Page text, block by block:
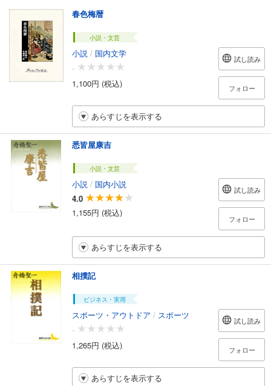
春色梅暦
小説・文芸
小説 / 国内文学
-
1,100円 (税込)
試し読み
フォロー
あらすじを表示する
悉皆屋康吉
小説・文芸
小説 / 国内小説
4.0
1,155円 (税込)
試し読み
フォロー
あらすじを表示する
相撲記
ビジネス・実用
スポーツ・アウトドア / スポーツ
-
1,265円 (税込)
試し読み
フォロー
あらすじを表示する